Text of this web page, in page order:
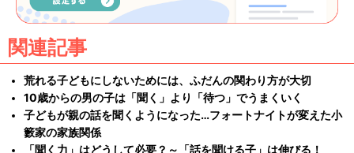
関連記事
荒れる子どもにしないためには、ふだんの関わり方が大切
10歳からの男の子は「聞く」より「待つ」でうまくいく
子どもが親の話を聞くようになった…フォートナイトが変えた小
籔家の家族関係
「聞く力」はどうして必要？～「話を聞ける子」は伸びる！